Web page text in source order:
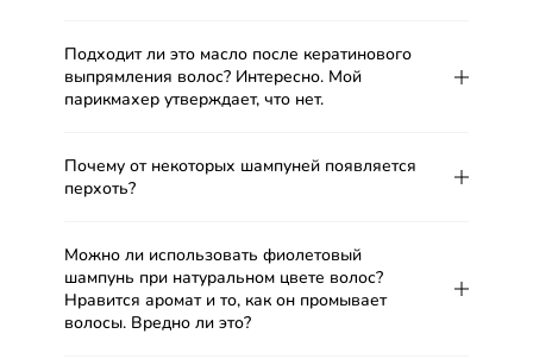
Подходит ли это масло после кератинового
выпрямления волос? Интересно. Мой
парикмахер утверждает, что нет.
Почему от некоторых шампуней появляется
перхоть?
Можно ли использовать фиолетовый
шампунь при натуральном цвете волос?
Нравится аромат и то, как он промывает
волосы. Вредно ли это?